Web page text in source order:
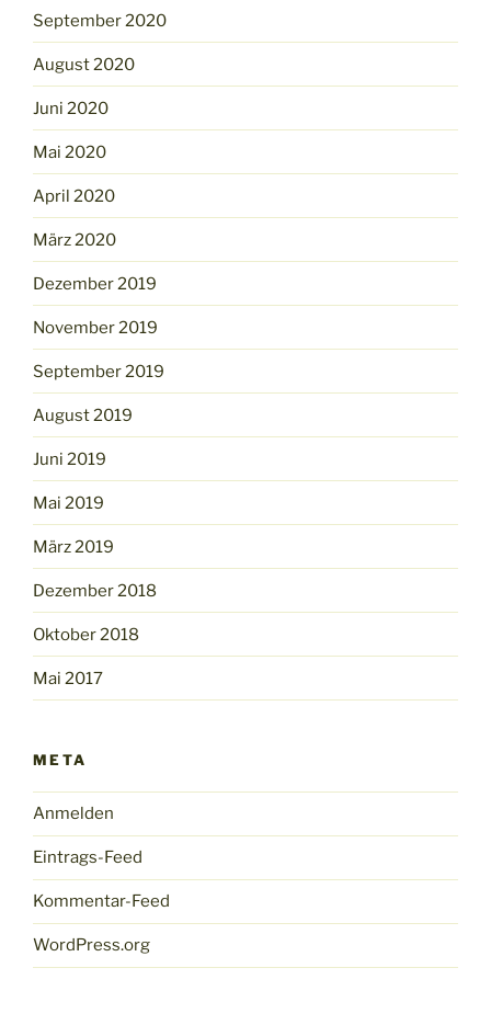
September 2020
August 2020
Juni 2020
Mai 2020
April 2020
März 2020
Dezember 2019
November 2019
September 2019
August 2019
Juni 2019
Mai 2019
März 2019
Dezember 2018
Oktober 2018
Mai 2017
META
Anmelden
Eintrags-Feed
Kommentar-Feed
WordPress.org